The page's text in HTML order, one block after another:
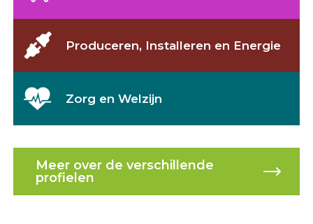
Produceren, Installeren en Energie
Zorg en Welzijn
Meer over de verschillende
profielen